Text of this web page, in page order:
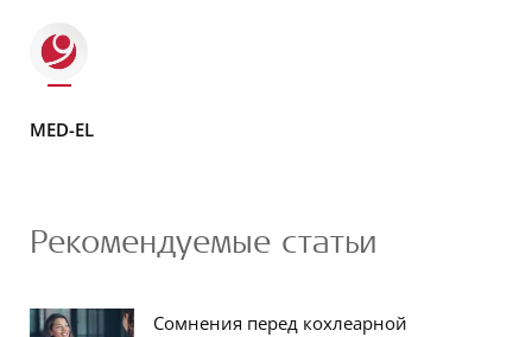
MED-EL
Рекомендуемые статьи
Сомнения перед кохлеарной